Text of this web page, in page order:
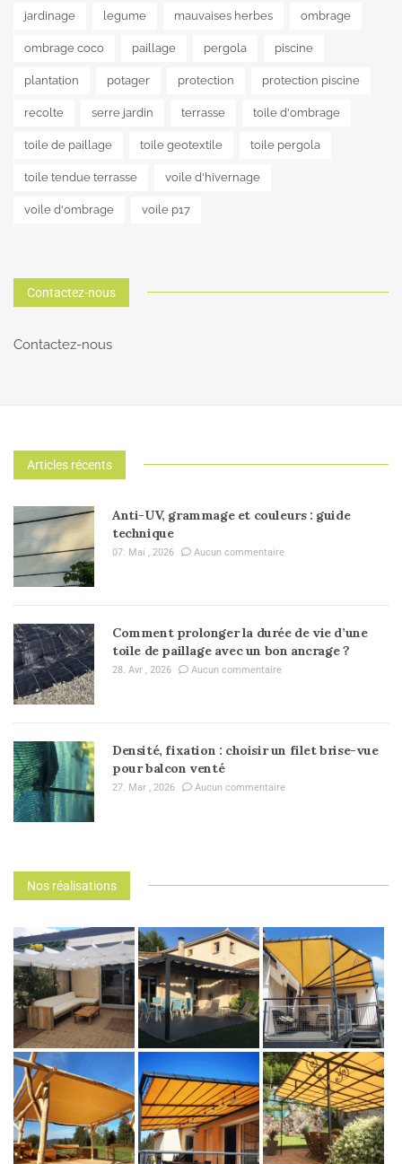
jardinage legume mauvaises herbes ombrage
ombrage coco paillage pergola piscine
plantation potager protection protection piscine
recolte serre jardin terrasse toile d'ombrage
toile de paillage toile geotextile toile pergola
toile tendue terrasse voile d'hivernage
voile d'ombrage voile p17
Contactez-nous
Contactez-nous
Articles récents
Anti-UV, grammage et couleurs : guide
technique
07. Mai , 2026 Aucun commentaire
Comment prolonger la durée de vie d’une
toile de paillage avec un bon ancrage ?
28. Avr , 2026 Aucun commentaire
Densité, fixation : choisir un filet brise-vue
pour balcon venté
27. Mar , 2026 Aucun commentaire
Nos réalisations